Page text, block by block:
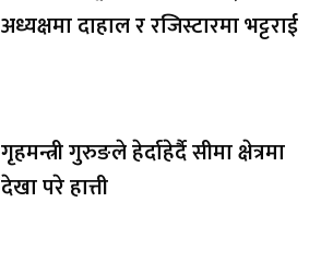
अध्यक्षमा दाहाल र रजिस्टारमा भट्टराई
गृहमन्त्री गुरुङले हेर्दाहेर्दै सीमा क्षेत्रमा
देखा परे हात्ती